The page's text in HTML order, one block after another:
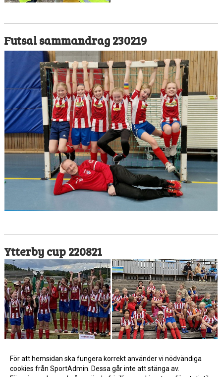
Futsal sammandrag 230219
Ytterby cup 220821
För att hemsidan ska fungera korrekt använder vi nödvändiga
cookies från SportAdmin. Dessa går inte att stänga av.